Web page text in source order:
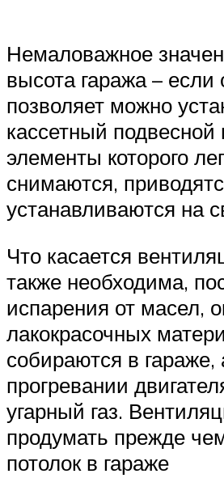
Немаловажное
высота гаража – если
позволяет можно
кассетный подвесной
элементы которого
снимаются,
устанавливаются на
Что касается
также необходима,
испарения от масел,
лакокрасочных
собираются в гараже,
прогревании
угарный газ.
продумать прежде
потолок в гараже